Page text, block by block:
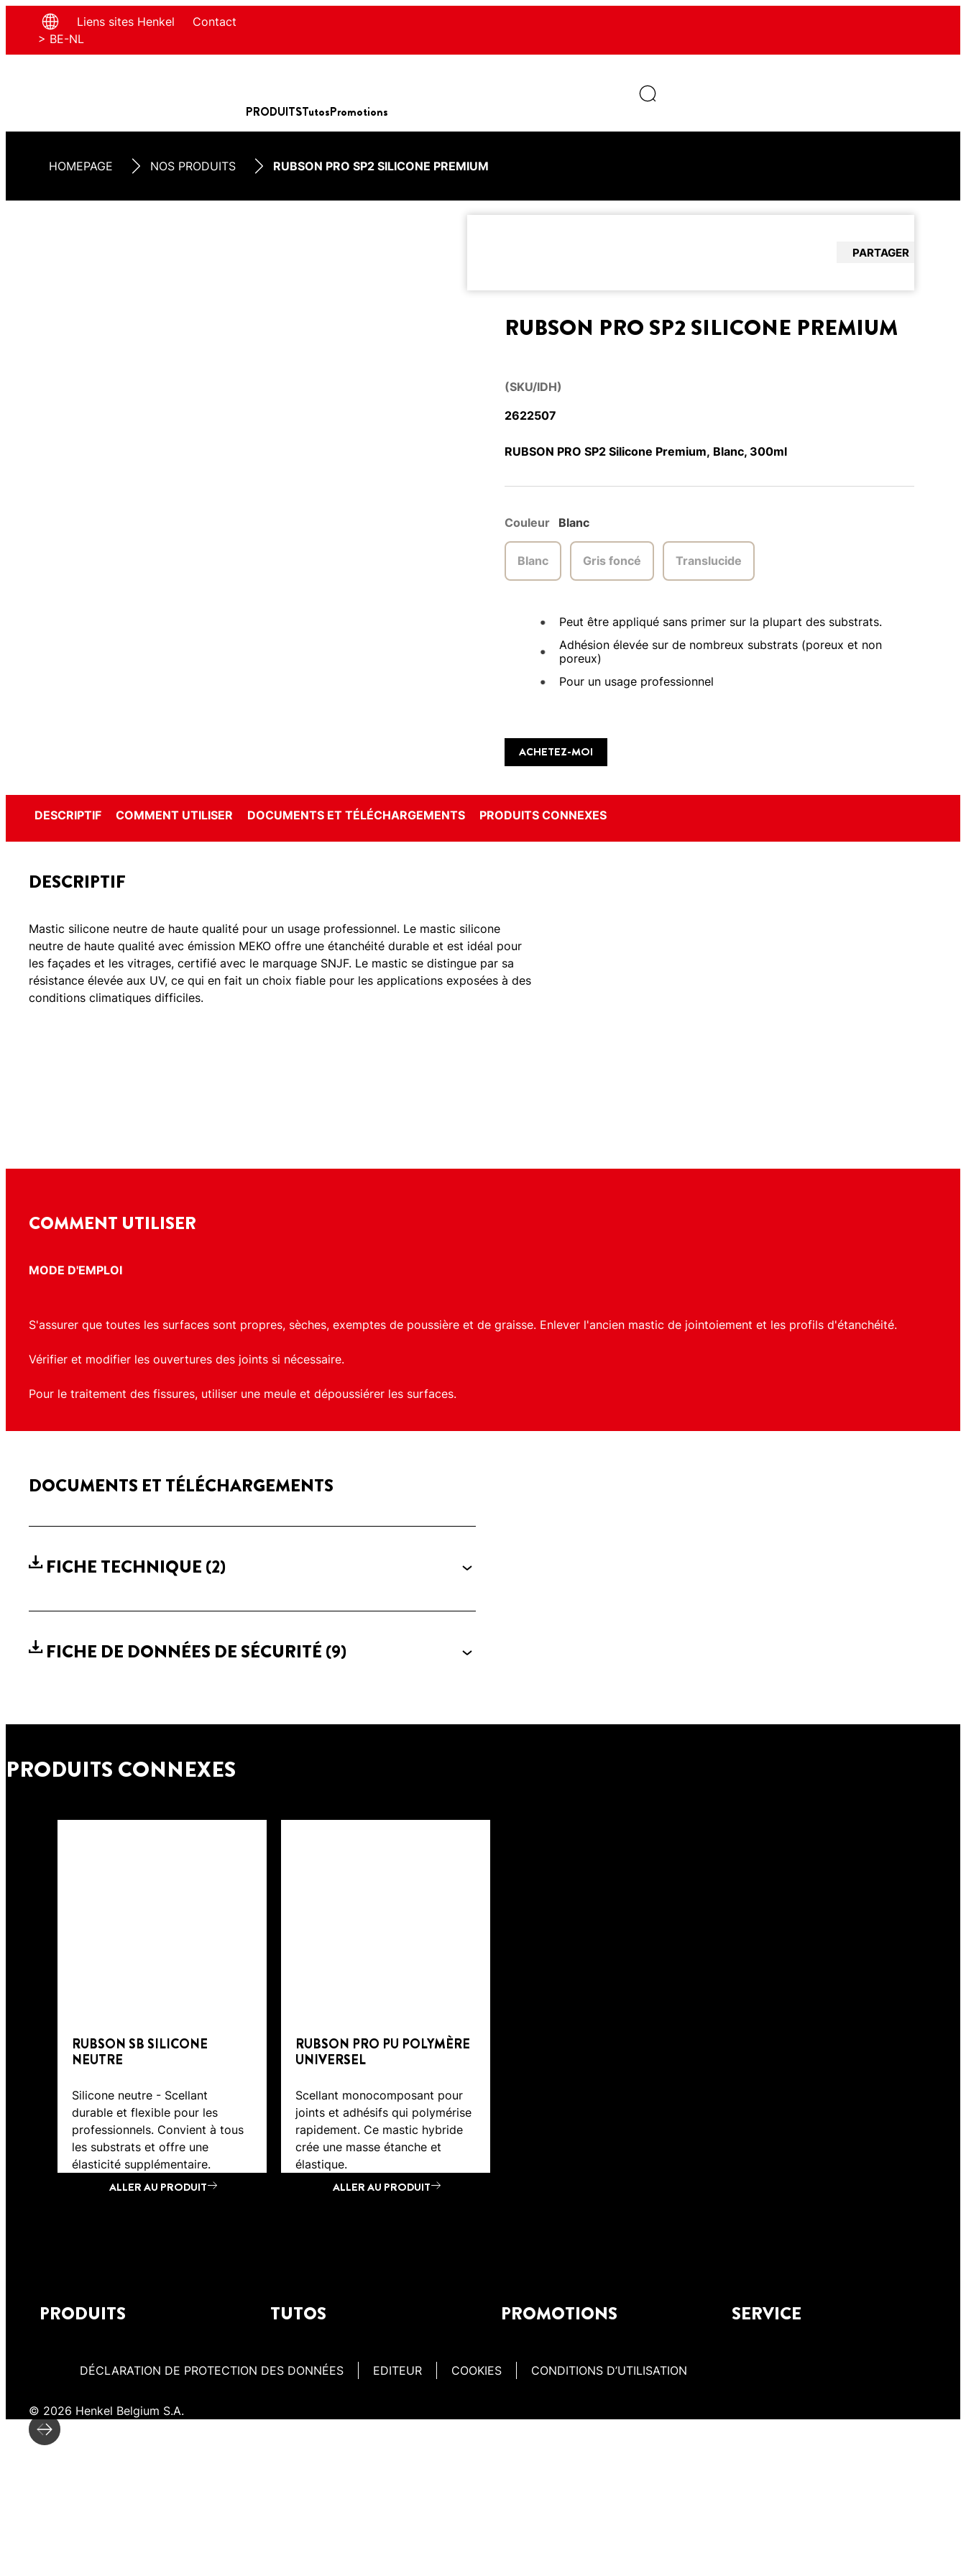
Liens sites Henkel
Contact
> BE-NL
PRODUITSTutosPromotions
HOMEPAGE NOS PRODUITS RUBSON PRO SP2 SILICONE PREMIUM
PARTAGER
RUBSON PRO SP2 SILICONE PREMIUM
(SKU/IDH)
2622507
RUBSON PRO SP2 Silicone Premium, Blanc, 300ml
Couleur Blanc
Blanc Gris foncé Translucide
Peut être appliqué sans primer sur la plupart des substrats.
Adhésion élevée sur de nombreux substrats (poreux et non
poreux)
Pour un usage professionnel
ACHETEZ-MOI
DESCRIPTIF COMMENT UTILISER DOCUMENTS ET TÉLÉCHARGEMENTS PRODUITS CONNEXES
DESCRIPTIF
Mastic silicone neutre de haute qualité pour un usage professionnel. Le mastic silicone
neutre de haute qualité avec émission MEKO offre une étanchéité durable et est idéal pour
les façades et les vitrages, certifié avec le marquage SNJF. Le mastic se distingue par sa
résistance élevée aux UV, ce qui en fait un choix fiable pour les applications exposées à des
conditions climatiques difficiles.
COMMENT UTILISER
MODE D'EMPLOI
S'assurer que toutes les surfaces sont propres, sèches, exemptes de poussière et de graisse. Enlever l'ancien mastic de jointoiement et les profils d'étanchéité.
Vérifier et modifier les ouvertures des joints si nécessaire.
Pour le traitement des fissures, utiliser une meule et dépoussiérer les surfaces.
DOCUMENTS ET TÉLÉCHARGEMENTS
FICHE TECHNIQUE (2)
FICHE DE DONNÉES DE SÉCURITÉ (9)
PRODUITS CONNEXES
RUBSON SB SILICONE
NEUTRE
Silicone neutre - Scellant
durable et flexible pour les
professionnels. Convient à tous
les substrats et offre une
élasticité supplémentaire.
ALLER AU PRODUIT
RUBSON PRO PU POLYMÈRE
UNIVERSEL
Scellant monocomposant pour
joints et adhésifs qui polymérise
rapidement. Ce mastic hybride
crée une masse étanche et
élastique.
ALLER AU PRODUIT
PRODUITS TUTOS PROMOTIONS SERVICE
DÉCLARATION DE PROTECTION DES DONNÉES EDITEUR COOKIES CONDITIONS D’UTILISATION
© 2026 Henkel Belgium S.A.